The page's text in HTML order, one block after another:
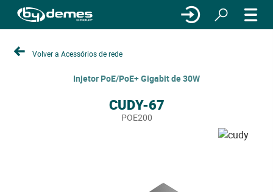
Volver a Acessórios de rede
Injetor PoE/PoE+ Gigabit de 30W
CUDY-67
POE200